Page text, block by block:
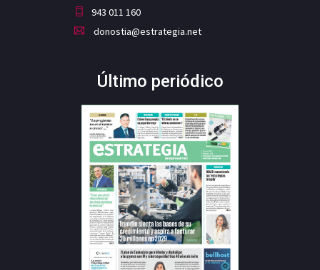
943 011 160
donostia@estrategia.net
Último periódico